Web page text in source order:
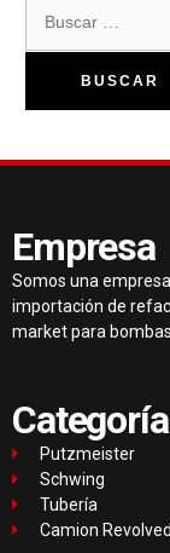
Empresa
Somos una
importación de
market para
Putzmeister
Schwing
Tubería
Camion